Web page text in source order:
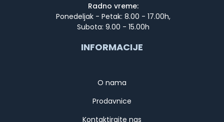
Radno vreme:
Ponedeljak - Petak: 8.00 - 17.00h,
Subota: 9.00 - 15.00h
INFORMACIJE
O nama
Prodavnice
Kontaktirajte nas